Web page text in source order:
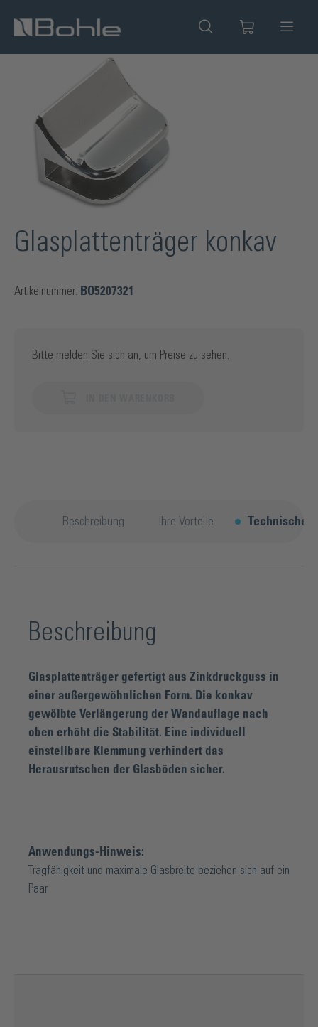
springen
Bildergalerie überspringen
Glasplattenträger konkav
Artikelnummer: BO5207321
Bitte melden Sie sich an , um Preise zu sehen.
Beschreibung Ihre Vorteile Technische
Beschreibung
Glasplattenträger gefertigt aus Zinkdruckguss in
einer außergewöhnlichen Form. Die konkav
gewölbte Verlängerung der Wandauflage nach
oben erhöht die Stabilität. Eine individuell
einstellbare Klemmung verhindert das
Herausrutschen der Glasböden sicher.
Anwendungs-Hinweis:
Tragfähigkeit und maximale Glasbreite beziehen sich auf ein
Paar